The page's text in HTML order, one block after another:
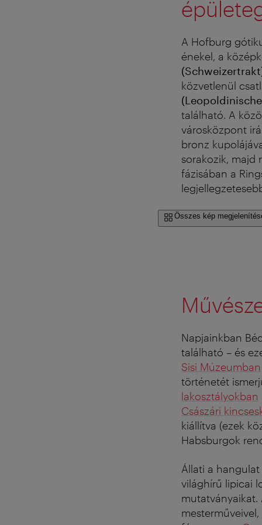
A Hofburg
énekel, a
közvetlenül
található. A
városközpont
bronz
sorakozik, majd
fázisában a
Összes kép
Napjainkban
található – és
Sisi Múzeumban
történetét
lakosztályokban
Császári
kiállítva (ezek
Habsburgok
Állati a
világhírű lipicai